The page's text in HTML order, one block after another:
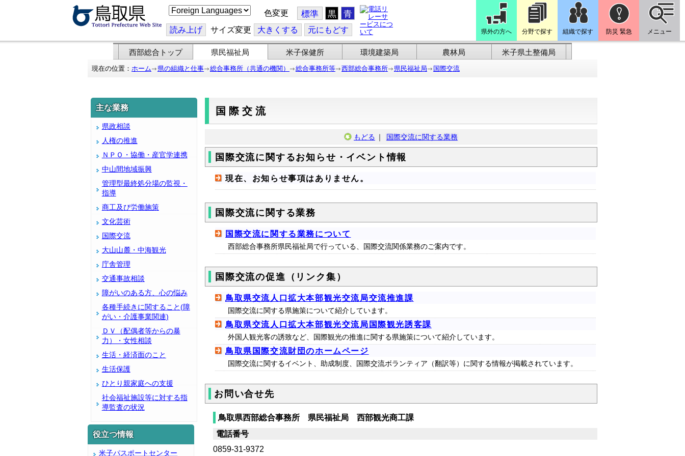
こ
の
ジ
を
翻
訳
す
色変更 標準 黒 青
読み上げ サイズ変更 大きくする 元にもどす 県外の方へ 分野で探す 組織で探す 防災 緊急 メニュー
西部総合トップ 県民福祉局 米子保健所 環境建築局 農林局 米子県土整備局
現在の位置： ホーム 県の組織と仕事 総合事務所（共通の機関） 総合事務所等 西部総合事務所 県民福祉局 国際交流
主な業務
県政相談
人権の推進
ＮＰＯ・協働・産官学連携
中山間地域振興
管理型最終処分場の監視・
指導
商工及び労働施策
文化芸術
国際交流
大山山麓・中海観光
庁舎管理
交通事故相談
障がいのある方、心の悩み
各種手続きに関すること(障
がい・介護事業関連)
ＤＶ（配偶者等からの暴
力）・女性相談
生活・経済面のこと
生活保護
ひとり親家庭への支援
社会福祉施設等に対する指
導監査の状況
役立つ情報
米子パスポートセンター
国際交流
もどる ｜ 国際交流に関する業務
国際交流に関するお知らせ・イベント情報
現在、お知らせ事項はありません。
国際交流に関する業務
国際交流に関する業務について
西部総合事務所県民福祉局で行っている、国際交流関係業務のご案内です。
国際交流の促進（リンク集）
鳥取県交流人口拡大本部観光交流局交流推進課
国際交流に関する県施策について紹介しています。
鳥取県交流人口拡大本部観光交流局国際観光誘客課
外国人観光客の誘致など、国際観光の推進に関する県施策について紹介しています。
鳥取県国際交流財団のホームページ
国際交流に関するイベント、助成制度、国際交流ボランティア（翻訳等）に関する情報が掲載されています。
お問い合せ先
鳥取県西部総合事務所 県民福祉局 西部観光商工課
電話番号
0859-31-9372